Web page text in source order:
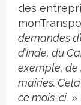
des
demandes
d’Inde, du
exemple, de
mairies.
ce mois-ci. »